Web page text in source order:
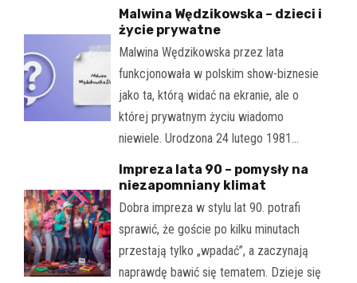
Malwina Wędzikowska – dzieci i
życie prywatne
Malwina Wędzikowska przez lata
funkcjonowała w polskim show-biznesie
jako ta, którą widać na ekranie, ale o
której prywatnym życiu wiadomo
niewiele. Urodzona 24 lutego 1981…
Impreza lata 90 – pomysły na
niezapomniany klimat
Dobra impreza w stylu lat 90. potrafi
sprawić, że goście po kilku minutach
przestają tylko „wpadać”, a zaczynają
naprawdę bawić się tematem. Dzieje się